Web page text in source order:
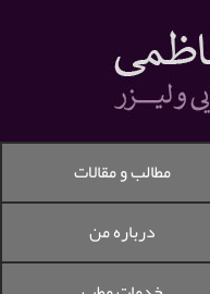
مطالب و مقالات
درباره من